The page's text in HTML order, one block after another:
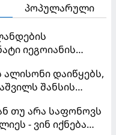
პოპულარული
იეგოიანის
ალისონი დაიწყებს,
შანსის
სჭირდება,
100%-ით
თუ არა საფონოვს
- ვინ იქნება